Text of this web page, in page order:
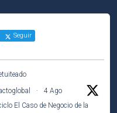
Seguir
·
4 Ago
El Caso de Negocio de la